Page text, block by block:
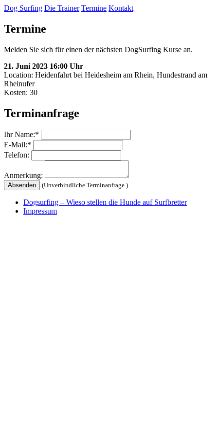
Dog Surfing Die Trainer Termine Kontakt
Termine
Melden Sie sich für einen der nächsten DogSurfing Kurse an.
21. Juni 2023 16:00 Uhr
Location: Heidenfahrt bei Heidesheim am Rhein, Hundestrand am
Rheinufer
Kosten: 30
Terminanfrage
Ihr Name:*
E-Mail:*
Telefon:
Anmerkung:
(Unverbindliche Terminanfrage.)
Dogsurfing – Wieso stellen die Hunde auf Surfbretter
Impressum